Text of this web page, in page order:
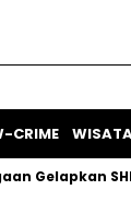
CRIME
SHM